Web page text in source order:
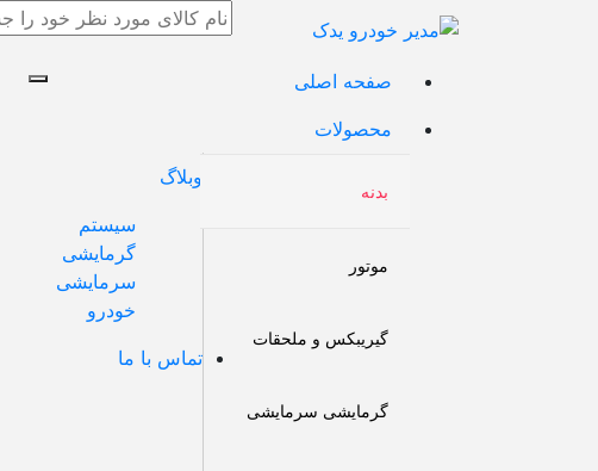
صفحه اصلی
محصولات
بدنه
موتور
گیریبکس و ملحقات
گرمایشی سرمایشی
وبلاگ
سیستم
گرمایشی
سرمایشی
خودرو
تماس با ما